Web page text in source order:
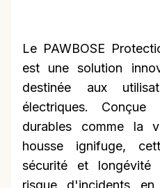
Le PAWBOSE
est une solution
destinée aux
électriques.
durables comme la
housse ignifuge,
sécurité et
risque d'incidents